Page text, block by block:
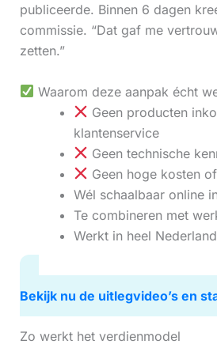
publiceerde. Binnen 6 dagen
commissie. “Dat gaf me
zetten.”
Waarom deze aanpak écht
Geen producten
klantenservice
Geen technische
Geen hoge kosten
Wél schaalbaar online
Te combineren met
Werkt in heel
Bekijk nu de uitlegvideo’s en
Zo werkt het verdienmodel